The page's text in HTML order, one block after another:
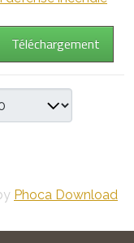
Téléchargement
Phoca Download